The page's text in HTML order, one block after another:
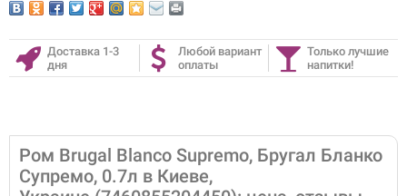
Доставка 1-3
дня
Любой вариант
оплаты
Только лучшие
напитки!
Ром Brugal Blanco Supremo, Бругал Бланко
Супремо, 0.7л в Киеве,